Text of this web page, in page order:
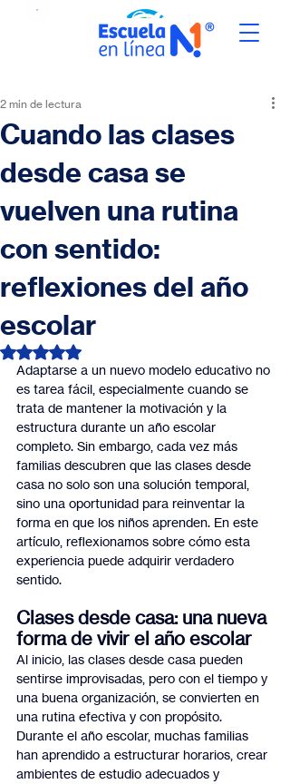
Cuando las clases
desde casa se
vuelven una rutina
con sentido:
reflexiones del año
escolar
2 min de lectura
Obtuvo NaN de 5 estrellas.
Adaptarse a un nuevo modelo educativo no
es tarea fácil, especialmente cuando se
trata de mantener la motivación y la
estructura durante un año escolar
completo. Sin embargo, cada vez más
familias descubren que las clases desde
casa no solo son una solución temporal,
sino una oportunidad para reinventar la
forma en que los niños aprenden. En este
artículo, reflexionamos sobre cómo esta
experiencia puede adquirir verdadero
sentido.
Clases desde casa: una nueva
forma de vivir el año escolar
Al inicio, las clases desde casa pueden
sentirse improvisadas, pero con el tiempo y
una buena organización, se convierten en
una rutina efectiva y con propósito.
Durante el año escolar, muchas familias
han aprendido a estructurar horarios, crear
ambientes de estudio adecuados y